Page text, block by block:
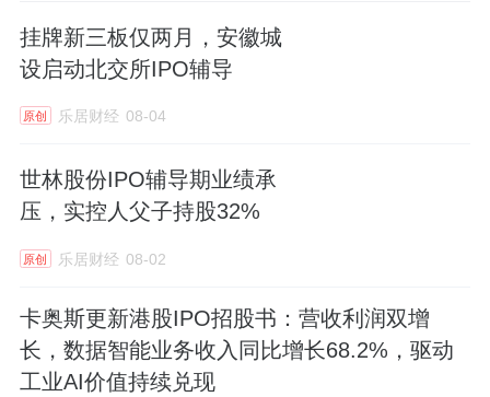
挂牌新三板仅两月，安徽城
设启动北交所IPO辅导
原创 乐居财经 08-04
世林股份IPO辅导期业绩承
压，实控人父子持股32%
原创 乐居财经 08-02
卡奥斯更新港股IPO招股书：营收利润双增
长，数据智能业务收入同比增长68.2%，驱动
工业AI价值持续兑现